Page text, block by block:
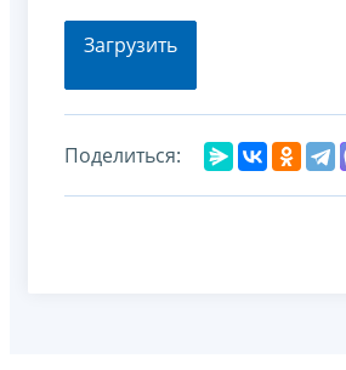
Загрузить
Поделиться: